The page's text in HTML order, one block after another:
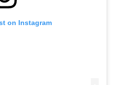
on Instagram